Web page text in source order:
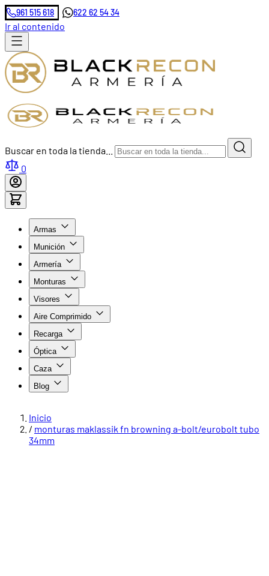
961 515 618 622 62 54 34
Ir al contenido
Buscar en toda la tienda...
0
Armas
Munición
Armería
Monturas
Visores
Aire Comprimido
Recarga
Óptica
Caza
Blog
Inicio
/ monturas maklassik fn browning a-bolt/eurobolt tubo
34mm